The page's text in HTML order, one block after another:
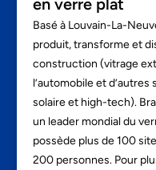
Basé à Louvain-La-
produit, transforme et
construction (vitrage
l’automobile et
solaire et high-tech).
un leader mondial du
possède plus de 100
200 personnes. Pour